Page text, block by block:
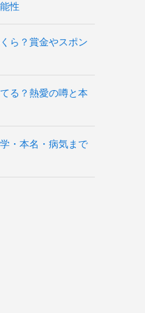
性
ら？賞金やスポン
る？熱愛の噂と本
・本名・病気まで